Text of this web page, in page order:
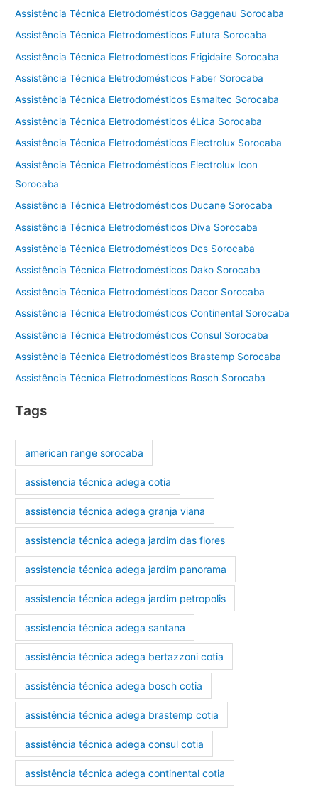
Assistência Técnica Eletrodomésticos Gaggenau Sorocaba
Assistência Técnica Eletrodomésticos Futura Sorocaba
Assistência Técnica Eletrodomésticos Frigidaire Sorocaba
Assistência Técnica Eletrodomésticos Faber Sorocaba
Assistência Técnica Eletrodomésticos Esmaltec Sorocaba
Assistência Técnica Eletrodomésticos éLica Sorocaba
Assistência Técnica Eletrodomésticos Electrolux Sorocaba
Assistência Técnica Eletrodomésticos Electrolux Icon
Sorocaba
Assistência Técnica Eletrodomésticos Ducane Sorocaba
Assistência Técnica Eletrodomésticos Diva Sorocaba
Assistência Técnica Eletrodomésticos Dcs Sorocaba
Assistência Técnica Eletrodomésticos Dako Sorocaba
Assistência Técnica Eletrodomésticos Dacor Sorocaba
Assistência Técnica Eletrodomésticos Continental Sorocaba
Assistência Técnica Eletrodomésticos Consul Sorocaba
Assistência Técnica Eletrodomésticos Brastemp Sorocaba
Assistência Técnica Eletrodomésticos Bosch Sorocaba
Tags
american range sorocaba
assistencia técnica adega cotia
assistencia técnica adega granja viana
assistencia técnica adega jardim das flores
assistencia técnica adega jardim panorama
assistencia técnica adega jardim petropolis
assistencia técnica adega santana
assistência técnica adega bertazzoni cotia
assistência técnica adega bosch cotia
assistência técnica adega brastemp cotia
assistência técnica adega consul cotia
assistência técnica adega continental cotia